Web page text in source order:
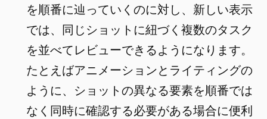
を順番に辿っていくのに対し、新しい表示
では、同じショットに紐づく複数のタスク
を並べてレビューできるようになります。
たとえばアニメーションとライティングの
ように、ショットの異なる要素を順番では
なく同時に確認する必要がある場合に便利